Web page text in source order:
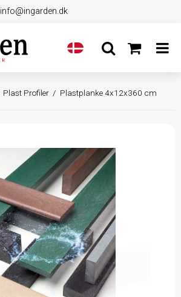
info@ingarden.dk
Plast Profiler / Plastplanke 4x12x360 cm